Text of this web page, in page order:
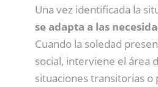
Una vez identificada la
se adapta a las
Cuando la soledad
social, interviene el área
situaciones transitorias o